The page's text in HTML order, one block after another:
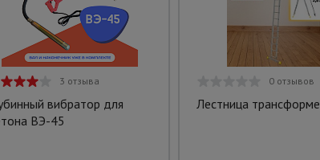
3 отзыва
вибратор для
ВЭ-45
0 отзывов
Лестница